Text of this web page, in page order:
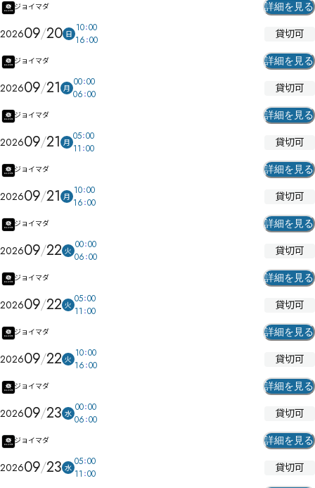
ジョイマダ 詳細を見る
202609 20 日 10 00
16 00 貸切可
ジョイマダ 詳細を見る
202609 21 月 00 00
06 00 貸切可
ジョイマダ 詳細を見る
202609 21 月 05 00
11 00 貸切可
ジョイマダ 詳細を見る
202609 21 月 10 00
16 00 貸切可
ジョイマダ 詳細を見る
202609 22 火 00 00
06 00 貸切可
ジョイマダ 詳細を見る
202609 22 火 05 00
11 00 貸切可
ジョイマダ 詳細を見る
202609 22 火 10 00
16 00 貸切可
ジョイマダ 詳細を見る
202609 23 水 00 00
06 00 貸切可
ジョイマダ 詳細を見る
202609 23 水 05 00
11 00 貸切可